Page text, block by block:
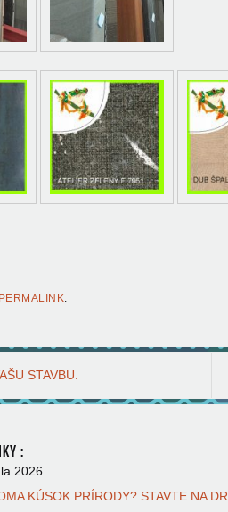
PERMALINK
STAVBU.
:
2026
KÚSOK PRÍRODY? STAVTE NA